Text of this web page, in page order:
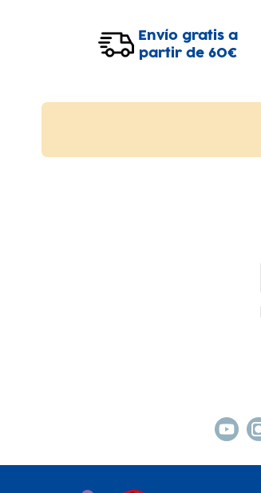
Envío gratis a
partir de 60€